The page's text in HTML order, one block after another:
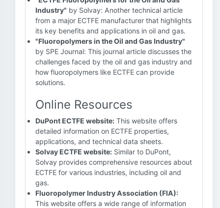
Industry" by Solvay: Another technical article
from a major ECTFE manufacturer that highlights
its key benefits and applications in oil and gas.
"Fluoropolymers in the Oil and Gas Industry"
by SPE Journal: This journal article discusses the
challenges faced by the oil and gas industry and
how fluoropolymers like ECTFE can provide
solutions.
Online Resources
DuPont ECTFE website: This website offers
detailed information on ECTFE properties,
applications, and technical data sheets.
Solvay ECTFE website: Similar to DuPont,
Solvay provides comprehensive resources about
ECTFE for various industries, including oil and
gas.
Fluoropolymer Industry Association (FIA):
This website offers a wide range of information